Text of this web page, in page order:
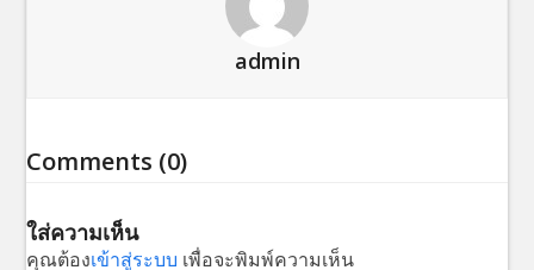
admin
Comments (0)
ใส่ความเห็น
คุณต้องเข้าสู่ระบบ เพื่อจะพิมพ์ความเห็น